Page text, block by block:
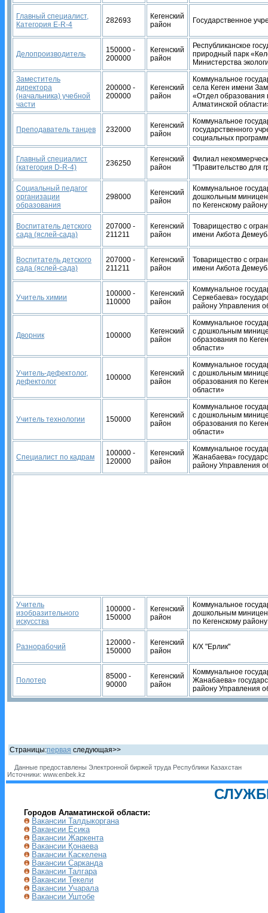
Главный специалист,
Категория E-R-4
282693
Кегенский
район
Государственное
Делопроизводитель
150000 -
200000
Кегенский
район
Республиканское
природный парк
Министерства
Заместитель
директора
(начальника) учебной
части
200000 -
200000
Кегенский
район
Коммунальное
села Кеген имени
«Отдел образования
Алматинской
Преподаватель танцев 232000
Кегенский
район
Коммунальное
государственного
социальных
Главный специалист
(категория D-R-4)
236250
Кегенский
район
Филиал
"Правительство для
Социальный педагог
организации
образования
298000
Кегенский
район
Коммунальное
дошкольным
по Кегенскому
Воспитатель детского
сада (яслей-сада)
207000 -
211211
Кегенский
район
Товарищество с
имени Акбота
Воспитатель детского
сада (яслей-сада)
207000 -
211211
Кегенский
район
Товарищество с
имени Акбота
Учитель химии
100000 -
110000
Кегенский
район
Коммунальное
Серкебаева»
району Управления
Дворник 100000
Кегенский
район
Коммунальное
с дошкольным
образования по
области»
Учитель-дефектолог,
дефектолог
100000
Кегенский
район
Коммунальное
с дошкольным
образования по
области»
Учитель технологии 150000
Кегенский
район
Коммунальное
с дошкольным
образования по
области»
Специалист по кадрам
100000 -
120000
Кегенский
район
Коммунальное
Жанабаева»
району Управления
Учитель
изобразительного
искусства
100000 -
150000
Кегенский
район
Коммунальное
дошкольным
по Кегенскому
Разнорабочий
120000 -
150000
Кегенский
район
К/Х "Ерлик"
Полотер
85000 -
90000
Кегенский
район
Коммунальное
Жанабаева»
району Управления
Страницы:первая следующая>>
Данные предоставлены Электронной биржей труда Республики Казахстан
Источники: www.enbek.kz
Городов Аламатинской области:
Вакансии Талдыкоргана
Вакансии Есика
Вакансии Жаркента
Вакансии Қонаева
Вакансии Каскелена
Вакансии Сарканда
Вакансии Талгара
Вакансии Текели
Вакансии Учарала
Вакансии Уштобе